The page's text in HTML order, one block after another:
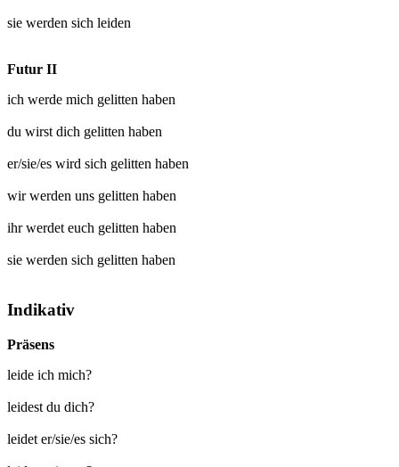
sie werden sich leiden
Futur II
ich werde mich gelitten haben
du wirst dich gelitten haben
er/sie/es wird sich gelitten haben
wir werden uns gelitten haben
ihr werdet euch gelitten haben
sie werden sich gelitten haben
Indikativ
Präsens
leide ich mich?
leidest du dich?
leidet er/sie/es sich?